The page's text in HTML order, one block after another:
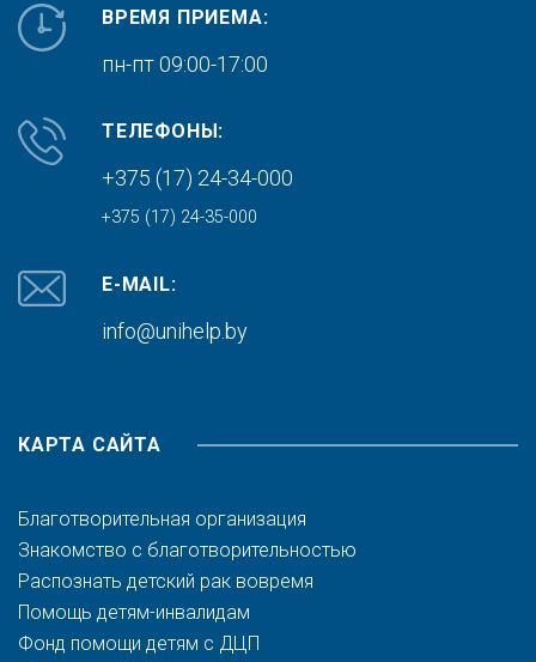
ВРЕМЯ ПРИЕМА:
пн-пт 09:00-17:00
ТЕЛЕФОНЫ:
+375 (17) 24-34-000
+375 (17) 24-35-000
E-MAIL:
info@unihelp.by
КАРТА САЙТА
Благотворительная организация
Знакомство с благотворительностью
Распознать детский рак вовремя
Помощь детям-инвалидам
Фонд помощи детям с ДЦП